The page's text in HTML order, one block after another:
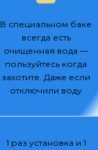
В специальном баке
всегда есть
очищенная вода —
пользуйтесь когда
захотите. Даже если
отключили воду
1 раз установка и 1